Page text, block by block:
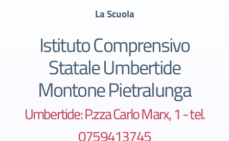
La Scuola
Istituto Comprensivo
Statale Umbertide
Montone Pietralunga
Umbertide: P.zza Carlo Marx, 1 - tel.
0759413745